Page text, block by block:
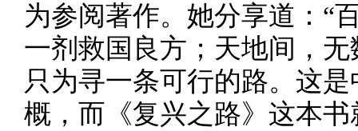
为参阅著作。她分享道：“
一剂救国良方；天地间，
只为寻一条可行的路。这
概，而《复兴之路》这本